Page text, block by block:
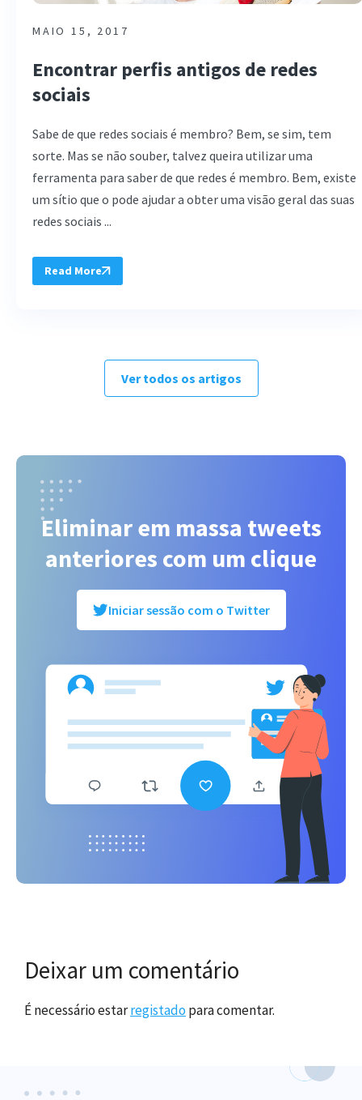
MAIO 15, 2017
Encontrar perfis antigos de redes
sociais
Sabe de que redes sociais é membro? Bem, se sim, tem
sorte. Mas se não souber, talvez queira utilizar uma
ferramenta para saber de que redes é membro. Bem, existe
um sítio que o pode ajudar a obter uma visão geral das suas
redes sociais ...
Read More
Ver todos os artigos
Eliminar em massa tweets
anteriores com um clique
Iniciar sessão com o Twitter
Deixar um comentário
É necessário estarregistado para comentar.